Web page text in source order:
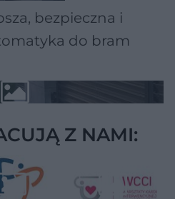
bezpieczna i
do bram
Z NAMI: